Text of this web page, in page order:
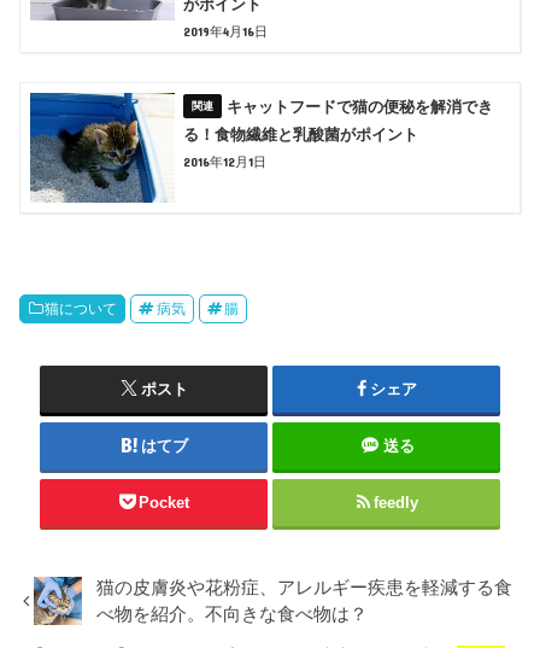
がポイント
2019年4月16日
キャットフードで猫の便秘を解消でき
る！食物繊維と乳酸菌がポイント
2016年12月1日
猫について 病気 腸
ポスト シェア
はてブ 送る
Pocket feedly
猫の皮膚炎や花粉症、アレルギー疾患を軽減する食
べ物を紹介。不向きな食べ物は？